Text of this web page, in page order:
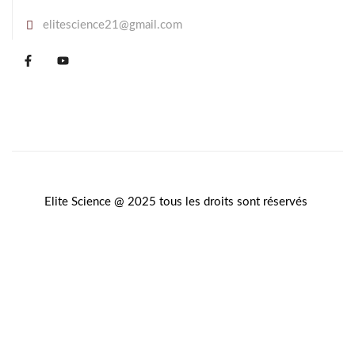
elitescience21@gmail.com
Elite Science @ 2025 tous les droits sont réservés